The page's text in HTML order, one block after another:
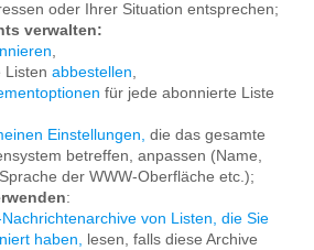
oder Ihrer Situation entsprechen;
verwalten:
,
Listen abbestellen,
für jede abonnierte Liste
Einstellungen, die das gesamte
betreffen, anpassen (Name,
der WWW-Oberfläche etc.);
:
von Listen, die Sie
haben, lesen, falls diese Archive